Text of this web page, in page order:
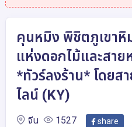
คุนหมิง พิชิตภูเขาหิ
แห่งดอกไม้และสา
*ทัวร์ลงร้าน* โดยส
ไลน์ (KY)
จีน 1527 share